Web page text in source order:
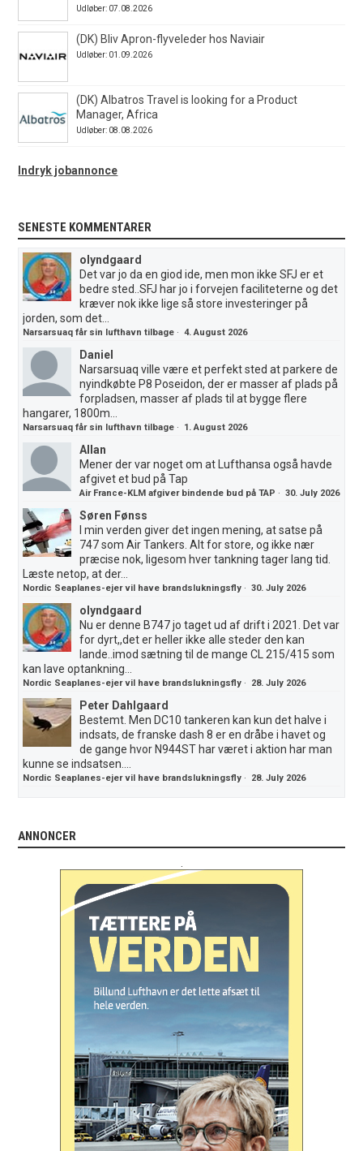
Udløber: 07.08.2026
(DK) Bliv Apron-flyveleder hos Naviair
Udløber: 01.09.2026
(DK) Albatros Travel is looking for a Product
Manager, Africa
Udløber: 08.08.2026
Indryk jobannonce
SENESTE KOMMENTARER
olyndgaard
Det var jo da en giod ide, men mon ikke SFJ er et
bedre sted..SFJ har jo i forvejen faciliteterne og det
kræver nok ikke lige så store investeringer på
jorden, som det...
Narsarsuaq får sin lufthavn tilbage ·4. August 2026
Daniel
Narsarsuaq ville være et perfekt sted at parkere de
nyindkøbte P8 Poseidon, der er masser af plads på
forpladsen, masser af plads til at bygge flere
hangarer, 1800m...
Narsarsuaq får sin lufthavn tilbage · 1. August 2026
Allan
Mener der var noget om at Lufthansa også havde
afgivet et bud på Tap
Air France-KLM afgiver bindende bud på TAP ·30. July 2026
Søren Fønss
I min verden giver det ingen mening, at satse på
747 som Air Tankers. Alt for store, og ikke nær
præcise nok, ligesom hver tankning tager lang tid.
Læste netop, at der...
Nordic Seaplanes-ejer vil have brandslukningsfly ·30. July 2026
olyndgaard
Nu er denne B747 jo taget ud af drift i 2021. Det var
for dyrt,,det er heller ikke alle steder den kan
lande..imod sætning til de mange CL 215/415 som
kan lave optankning...
Nordic Seaplanes-ejer vil have brandslukningsfly · 28. July 2026
Peter Dahlgaard
Bestemt. Men DC10 tankeren kan kun det halve i
indsats, de franske dash 8 er en dråbe i havet og
de gange hvor N944ST har været i aktion har man
kunne se indsatsen....
Nordic Seaplanes-ejer vil have brandslukningsfly · 28. July 2026
ANNONCER